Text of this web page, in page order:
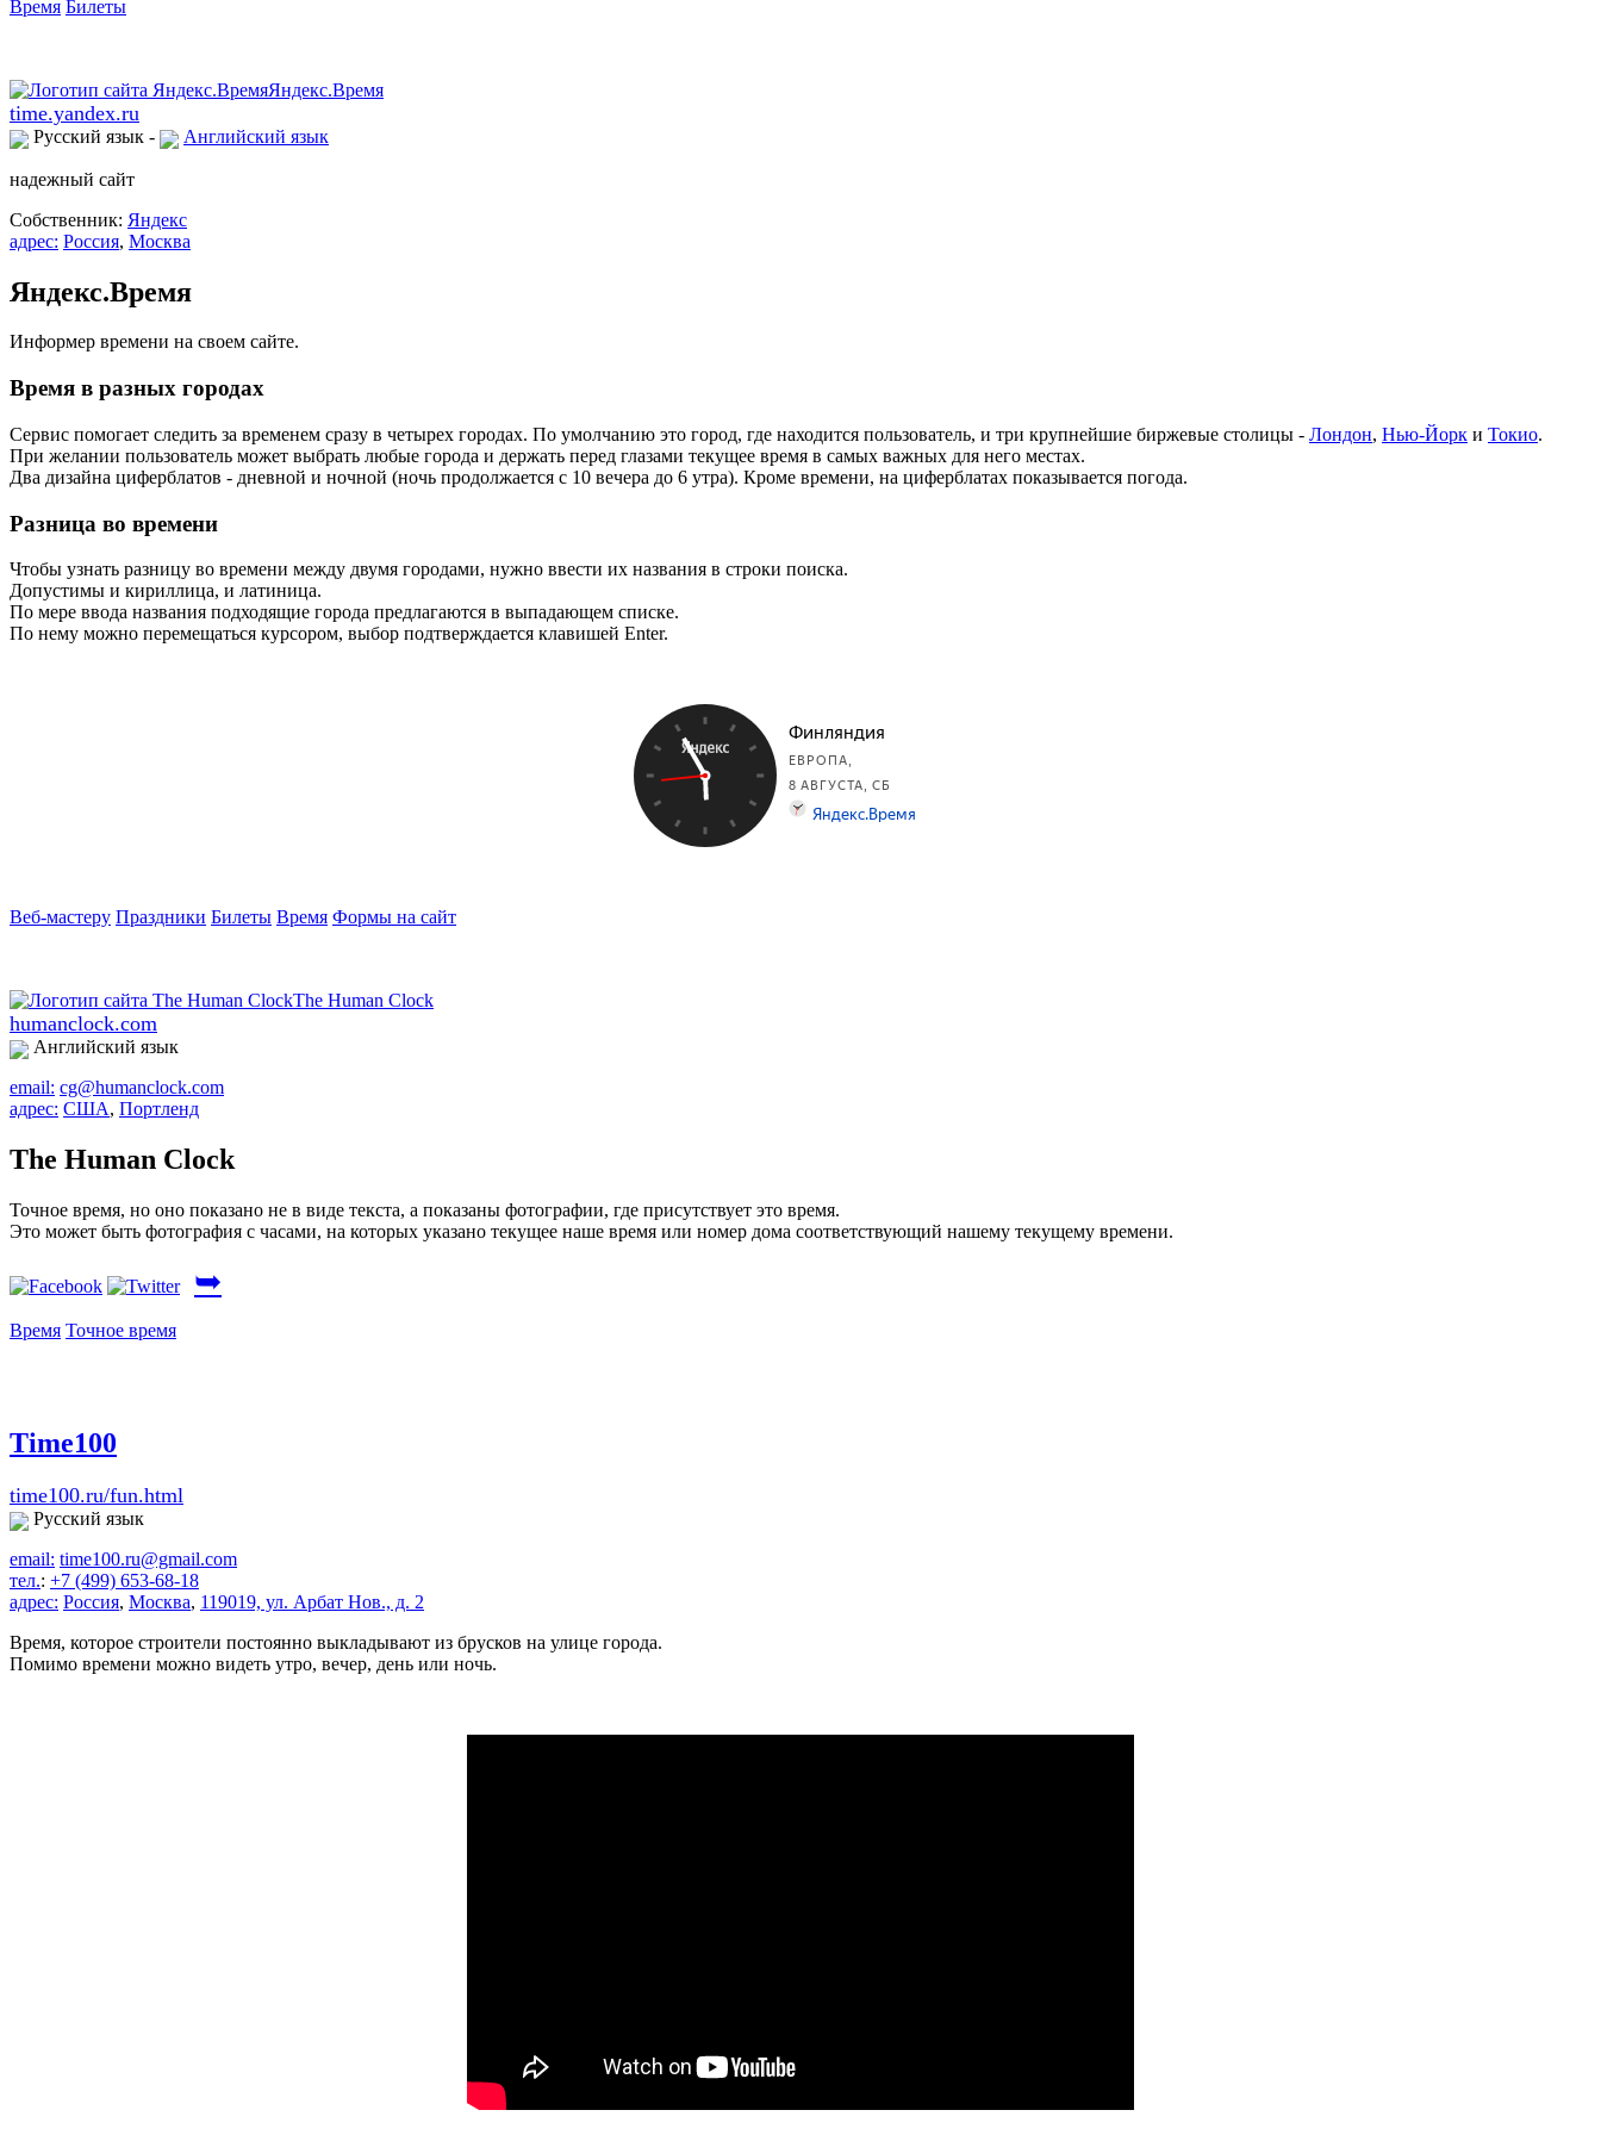
Время Билеты
time.yandex.ru
Русский язык - Английский язык
надежный сайт
Собственник: Яндекс
адрес: Россия, Москва
Яндекс.Время
Информер времени на своем сайте.
Время в разных городах
Сервис помогает следить за временем сразу в четырех городах. По умолчанию это город, где находится пользователь, и три крупнейшие биржевые столицы - Лондон, Нью-Йорк и Токио.
При желании пользователь может выбрать любые города и держать перед глазами текущее время в самых важных для него местах.
Два дизайна циферблатов - дневной и ночной (ночь продолжается с 10 вечера до 6 утра). Кроме времени, на циферблатах показывается погода.
Разница во времени
Чтобы узнать разницу во времени между двумя городами, нужно ввести их названия в строки поиска.
Допустимы и кириллица, и латиница.
По мере ввода названия подходящие города предлагаются в выпадающем списке.
По нему можно перемещаться курсором, выбор подтверждается клавишей Enter.
Веб-мастеру Праздники Билеты Время Формы на сайт
humanclock.com
Английский язык
email: cg@humanclock.com
адрес: США, Портленд
The Human Clock
Точное время, но оно показано не в виде текста, а показаны фотографии, где присутствует это время.
Это может быть фотография с часами, на которых указано текущее наше время или номер дома соответствующий нашему текущему времени.
➥
Время Точное время
Time100
time100.ru/fun.html
Русский язык
email: time100.ru@gmail.com
тел.: +7 (499) 653-68-18
адрес: Россия, Москва, 119019, ул. Арбат Нов., д. 2
Время, которое строители постоянно выкладывают из брусков на улице города.
Помимо времени можно видеть утро, вечер, день или ночь.